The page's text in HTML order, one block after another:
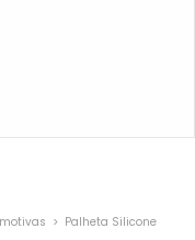
> Palheta Silicone